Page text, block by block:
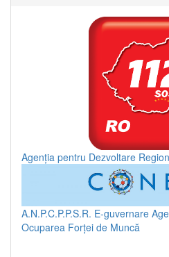
Agenția pentru Dezvoltare
A.N.P.C.P.P.S.R. E-guvernare
Ocuparea Forței de Muncă